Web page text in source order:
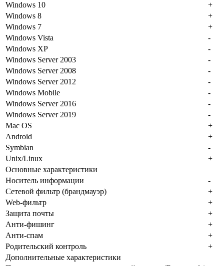
Windows 10
+
Windows 8
+
Windows 7
+
Windows Vista
-
Windows XP
-
Windows Server 2003
-
Windows Server 2008
-
Windows Server 2012
-
Windows Mobile
-
Windows Server 2016
-
Windows Server 2019
-
Mac OS
+
Android
+
Symbian
-
Unix/Linux
+
Основные характеристики
Носитель информации
-
Сетевой фильтр (брандмауэр)
+
Web-фильтр
+
Защита почты
+
Анти-фишинг
+
Анти-спам
+
Родительский контроль
+
Дополнительные характеристики